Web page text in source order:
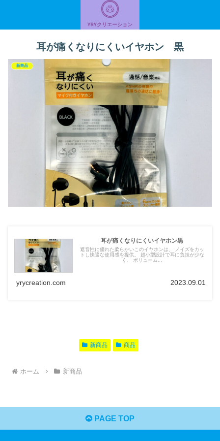
耳が痛くなりにくいイヤホン 黒
新商品
耳が痛くなりにくいイヤホン黒
遮音性に優れた柔らかいこのイヤホンは、 ノイズをカッ
トし快適な使用感を提供。 超小型設計で耳に負担が少な
く、 ボリューム...
yrycreation.com 2023.09.01
新商品 商品
ホーム 新商品
PAGE TOP